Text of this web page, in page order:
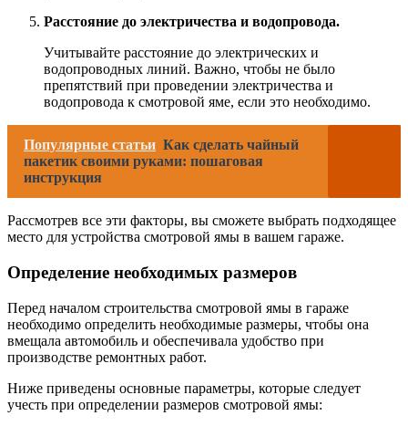
Расстояние до электричества и водопровода.
Учитывайте расстояние до электрических и
водопроводных линий. Важно, чтобы не было
препятствий при проведении электричества и
водопровода к смотровой яме, если это необходимо.
Популярные статьи Как сделать чайный
пакетик своими руками: пошаговая
инструкция
Рассмотрев все эти факторы, вы сможете выбрать подходящее
место для устройства смотровой ямы в вашем гараже.
Определение необходимых размеров
Перед началом строительства смотровой ямы в гараже
необходимо определить необходимые размеры, чтобы она
вмещала автомобиль и обеспечивала удобство при
производстве ремонтных работ.
Ниже приведены основные параметры, которые следует
учесть при определении размеров смотровой ямы: